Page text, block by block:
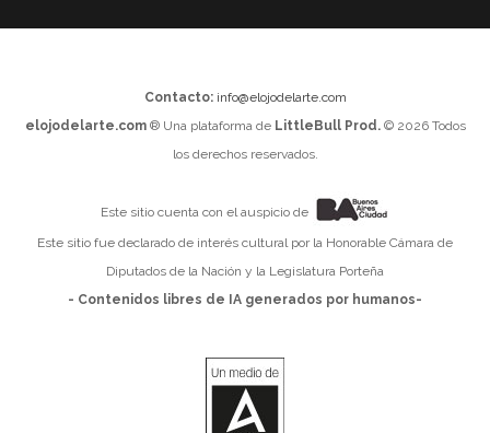
Contacto: info@elojodelarte.com
elojodelarte.com® Una plataforma de LittleBull Prod.© 2026 Todos
los derechos reservados.
Este sitio cuenta con el auspicio de
Este sitio fue declarado de interés cultural por la Honorable Cámara de
Diputados de la Nación y la Legislatura Porteña
- Contenidos libres de IA generados por humanos-